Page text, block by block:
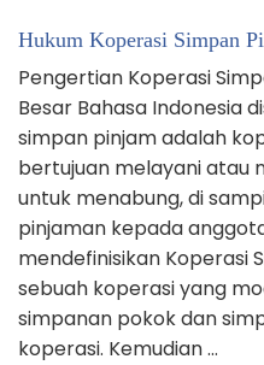
Hukum Koperasi Simpan
Pengertian Koperasi
Besar Bahasa Indonesia
simpan pinjam adalah
bertujuan melayani atau
untuk menabung, di
pinjaman kepada
mendefinisikan Koperasi
sebuah koperasi yang
simpanan pokok dan
koperasi. Kemudian …